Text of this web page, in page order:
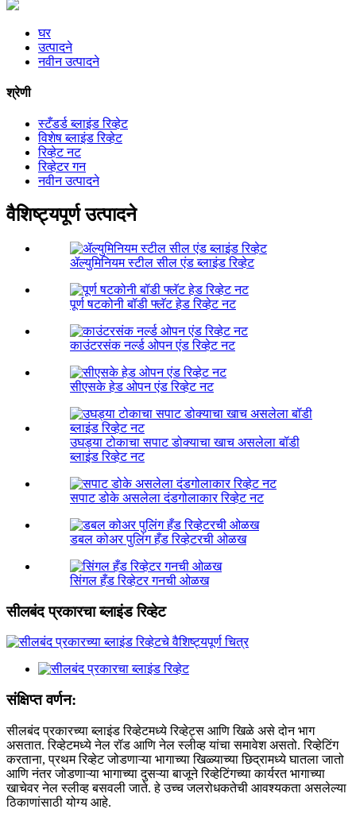
घर
उत्पादने
नवीन उत्पादने
श्रेणी
स्टँडर्ड ब्लाइंड रिव्हेट
विशेष ब्लाइंड रिव्हेट
रिव्हेट नट
रिव्हेटर गन
नवीन उत्पादने
वैशिष्ट्यपूर्ण उत्पादने
ॲल्युमिनियम स्टील सील एंड ब्लाइंड रिव्हेट
पूर्ण षटकोनी बॉडी फ्लॅट हेड रिव्हेट नट
काउंटरसंक नर्ल्ड ओपन एंड रिव्हेट नट
सीएसके हेड ओपन एंड रिव्हेट नट
उघड्या टोकाचा सपाट डोक्याचा खाच असलेला बॉडी
ब्लाइंड रिव्हेट नट
सपाट डोके असलेला दंडगोलाकार रिव्हेट नट
डबल कोअर पुलिंग हँड रिव्हेटरची ओळख
सिंगल हँड रिव्हेटर गनची ओळख
सीलबंद प्रकारचा ब्लाइंड रिव्हेट
संक्षिप्त वर्णन:
सीलबंद प्रकारच्या ब्लाइंड रिव्हेटमध्ये रिव्हेट्स आणि खिळे असे दोन भाग
असतात. रिव्हेटमध्ये नेल रॉड आणि नेल स्लीव्ह यांचा समावेश असतो. रिव्हेटिंग
करताना, प्रथम रिव्हेट जोडणाऱ्या भागाच्या खिळ्याच्या छिद्रामध्ये घातला जातो
आणि नंतर जोडणाऱ्या भागाच्या दुसऱ्या बाजूने रिव्हेटिंगच्या कार्यरत भागाच्या
खाचेवर नेल स्लीव्ह बसवली जाते. हे उच्च जलरोधकतेची आवश्यकता असलेल्या
ठिकाणांसाठी योग्य आहे.